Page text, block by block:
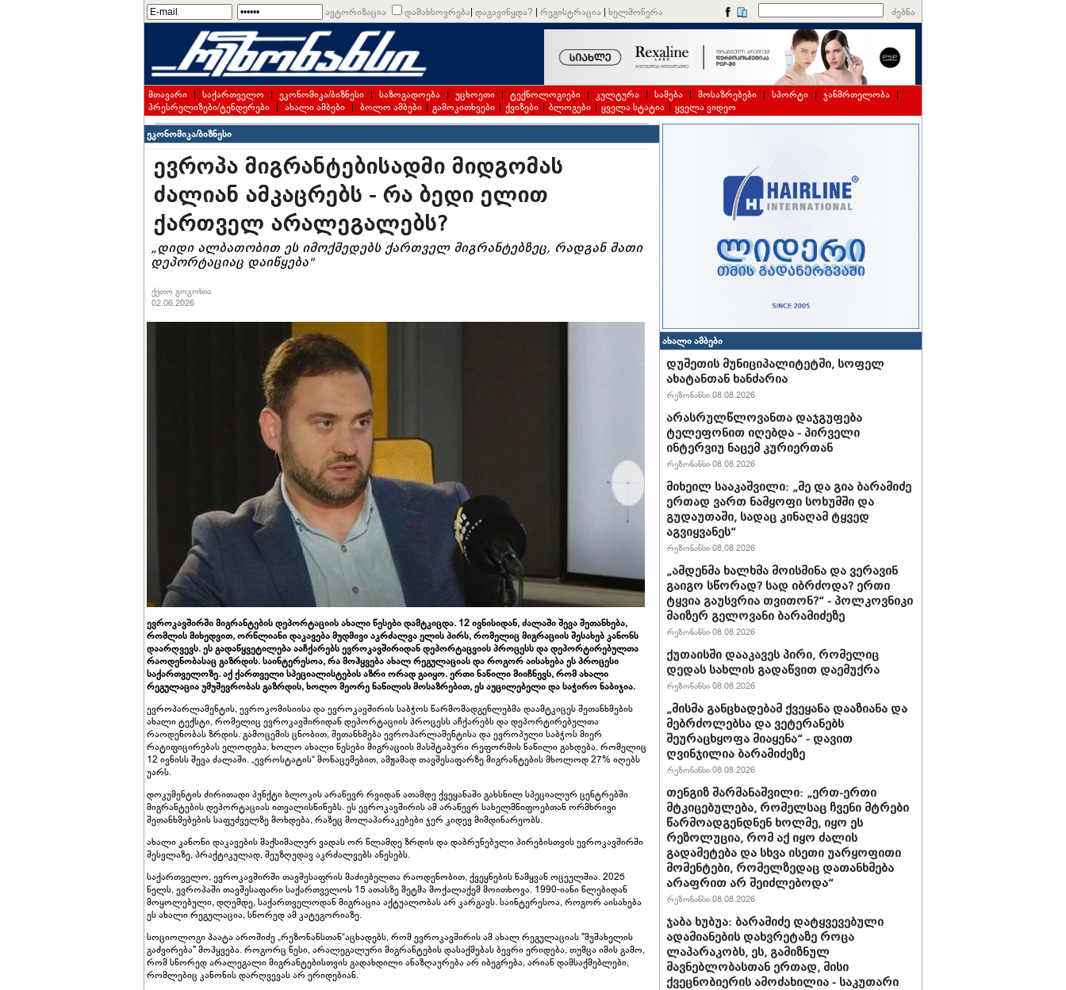
ავტორიზაცია დამახსოვრება| დაგავიწყდა? | რეგისტრაცია | ხელმოწერა ძებნა
მთავარი | საქართველო | ეკონომიკა/ბიზნესი | საზოგადოება | უცხოეთი | ტექნოლოგიები | კულტურა | სამება | მოსაზრებები | სპორტი | ჯანმრთელობა |
პრესრელიზები/ტენდერები | ახალი ამბები | ბოლო ამბები | გამოკითხვები | ქვიზები | ბლოგები | ყველა სტატია | ყველა ვიდეო
ეკონომიკა/ბიზნესი
ევროპა მიგრანტებისადმი მიდგომას
ძალიან ამკაცრებს - რა ბედი ელით
ქართველ არალეგალებს?
„დიდი ალბათობით ეს იმოქმედებს ქართველ მიგრანტებზეც, რადგან მათი
დეპორტაციაც დაიწყება"
ქეთო გოგოხია
02.06.2026
ევროკავშირში მიგრანტების დეპორტაციის ახალი წესები დამტკიცდა. 12 ივნისიდან, ძალაში შევა შეთანხება,
რომლის მიხედვით, ორწლიანი დაკავება მუდმივი აკრძალვა ელის პირს, რომელიც მიგრაციის შესახებ კანონს
დაარღვევს. ეს გადაწყვეტილება ააჩქარებს ევროკავშირიდან დეპორტაცვიის პროცესს და დეპორტირებულთა
რაოდენობასაც გაზრდის. საინტერესოა, რა მოჰყვება ახალ რეგულაციას და როგორ აისახება ეს პროცესი
საქართველოზე. აქ ქართველი სპეციალისტების აზრი ორად გაიყო. ერთი ნაწილი მიიჩნევს, რომ ახალი
რეგულაცია უმუშევრობას გაზრდის, ხოლო მეორე ნაწილის მოსაზრებით, ეს აუცილებელი და საჭირო ნაბიჯია.
ევროპარლამენტის, ევროკომისიისა და ევროკავშირის საბჭოს წარმომადგენლებმა დაამტკიცეს შეთანხმების
ახალი ტექსტი, რომელიც ევროკავშირიდან დეპორტაციის პროცესს აჩქარებს და დეპორტირებულთა
რაოდენობას ზრდის. გამოცემის ცნობით, შეთანხმება ევროპარლამენტისა და ევროპული საბჭოს მიერ
რატიფიცირებას ელოდება, ხოლო ახალი წესები მიგრაციის მასშტაბური რეფორმის ნაწილი გახდება, რომელიც
12 ივნისს შევა ძალაში. „ევროსტატის“ მონაცემებით, ამჟამად თავშესაფარზე მიგრანტების მხოლოდ 27% იღებს
უარს.
დოკუმენტის ძირითადი პუნქტი ბლოკის არაწევრ რვიდან ათამდე ქვეყანაში გახსნილ სპეციალურ ცენტრებში
მიგრანტების დეპორტაციას ითვალისწინებს. ეს ევროკავშირის ამ არაწევრ სახელმწიფოებთან ორმხრივი
შეთანხმებების საფუძველზე მოხდება, რაზეც მოლაპარაკებები ჯერ კიდევ მიმდინარეობს.
ახალი კანონი დაკავების მაქსიმალურ ვადას ორ წლამდე ზრდის და დაბრუნებული პირებისთვის ევროკავშირში
შესვლაზე, პრაქტიკულად, შეუზღუდავ აკრძალვებს აწესებს.
საქართველო, ევროკავშირში თავშესაფრის მაძიებელთა რაოდენობით, ქვეყნების წამყვან ოცეულშია. 2025
წელს, ევროპაში თავშესაფარი საქართველოს 15 ათასზე მეტმა მოქალაქემ მოითხოვა. 1990-იანი წლებიდან
მოყოლებული, დღემდე, საქართველოდან მიგრაცია აქტუალობას არ კარგავს. საინტერესოა, როგორ აისახება
ეს ახალი რეგულაცია, სწორედ ამ კატეგორიაზე.
სოციოლოგი პაატა აროშიძე „რეზონანსთან“აცხადებს, რომ ევროკავშირის ამ ახალ რეგულაციას "მუშახელის
გაძვირება" მოჰყვება. როგორც წესი, არალეგალური მიგრანტების დასაქმებას ბევრი ერიდება, თუმცა იმის გამო,
რომ სწორედ არალეგალი მიგრანტებისთვის გადახდილი ანაზღაურება არ იბეგრება, არიან დამსაქმებლები,
რომლებიც კანონის დარღვევას არ ერიდებიან.
ახალი ამბები
დუშეთის მუნიციპალიტეტში, სოფელ
ახატანთან ხანძარია
რეზონანსი 08.08.2026
არასრულწლოვანთა დაჯგუფება
ტელეფონით იღებდა - პირველი
ინტერვიუ ნაცემ კურიერთან
რეზონანსი 08.08.2026
მიხეილ სააკაშვილი: „მე და გია ბარამიძე
ერთად ვართ ნამყოფი სოხუმში და
გუდაუთაში, სადაც კინაღამ ტყვედ
აგვიყვანეს“
რეზონანსი 08.08.2026
„ამდენმა ხალხმა მოისმინა და ვერავინ
გაიგო სწორად? სად იბრძოდა? ერთი
ტყვია გაუსვრია თვითონ?“ - პოლკოვნიკი
მაიზერ გელოვანი ბარამიძეზე
რეზონანსი 08.08.2026
ქუთაისში დააკავეს პირი, რომელიც
დედას სახლის გადაწვით დაემუქრა
რეზონანსი 08.08.2026
„მისმა განცხადებამ ქვეყანა დააზიანა და
მებრძოლებსა და ვეტერანებს
შეურაცხყოფა მიაყენა“ - დავით
ღვინჯილია ბარამიძეზე
რეზონანსი 08.08.2026
თენგიზ შარმანაშვილი: „ერთ-ერთი
მტკიცებულება, რომელსაც ჩვენი მტრები
წარმოადგენდნენ ხოლმე, იყო ეს
რეზოლუცია, რომ აქ იყო ძალის
გადამეტება და სხვა ისეთი უარყოფითი
მომენტები, რომელზედაც დათანხმება
არაფრით არ შეიძლებოდა“
რეზონანსი 08.08.2026
ჯაბა ხუბუა: ბარამიძე დატყვევებული
ადამიანების დახვრეტაზე როცა
ლაპარაკობს, ეს, გამიზნულ
მავნებლობასთან ერთად, მისი
ქვეცნობიერის ამოძახილია - საკუთარი